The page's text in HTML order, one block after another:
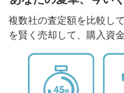
複数社の査定額を比較し
を賢く売却して、購入資